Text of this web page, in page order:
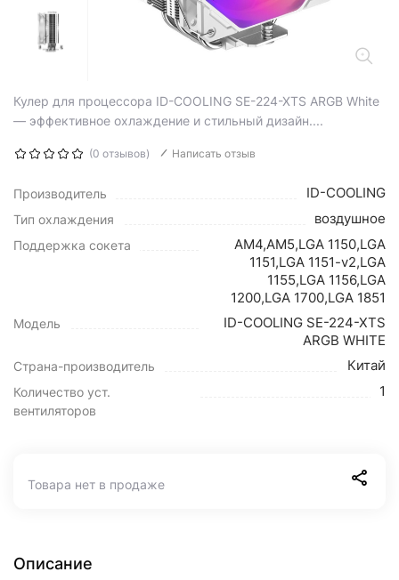
Кулер для процессора ID-COOLING SE-224-XTS ARGB White
— эффективное охлаждение и стильный дизайн....
(0 отзывов) Написать отзыв
Производитель ID-COOLING
Тип охлаждения воздушное
Поддержка сокета
AM4,AM5,LGA 1150,LGA
1151,LGA 1151-v2,LGA
1155,LGA 1156,LGA
1200,LGA 1700,LGA 1851
Модель
ID-COOLING SE-224-XTS
ARGB WHITE
Страна-производитель Китай
Количество уст.
вентиляторов
1
Товара нет в продаже
Описание